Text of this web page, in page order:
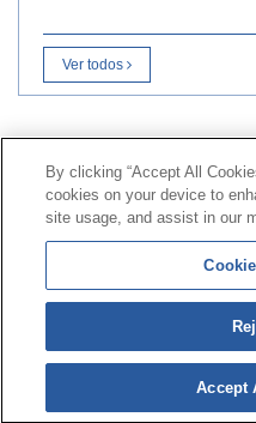
Ver todos
Línea Universal 900 203
Prestaciones
© Mutua Universal 2026 |
Política de
Síguenos en:
By clicking “Accept All
cookies on your device to
site usage, and assist in our
Accept